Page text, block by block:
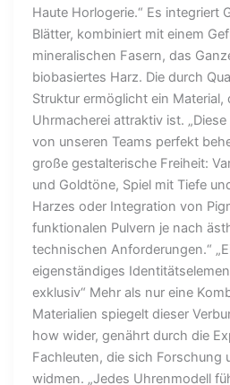
Haute Horlogerie.“ Es integriert
Blätter, kombiniert mit einem
mineralischen Fasern, das
biobasiertes Harz. Die durch
Struktur ermöglicht ein
Uhrmacherei attraktiv ist.
von unseren Teams perfekt
große gestalterische Freiheit:
und Goldtöne, Spiel mit Tiefe
Harzes oder Integration von
funktionalen Pulvern je nach
technischen Anforderungen.“
eigenständiges
exklusiv“ Mehr als nur eine
Materialien spiegelt dieser
how wider, genährt durch die
Fachleuten, die sich Forschung
widmen. „Jedes Uhrenmodell